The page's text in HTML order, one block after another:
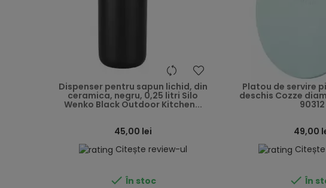
heart
Dispenser pentru sapun lichid, din
ceramica, negru, 0,25 litri Silo
Wenko Black Outdoor Kitchen...
45,00 lei
Citește review-ul
 În stoc
Platou de servire
deschis Cozze
90312
49,00
 În